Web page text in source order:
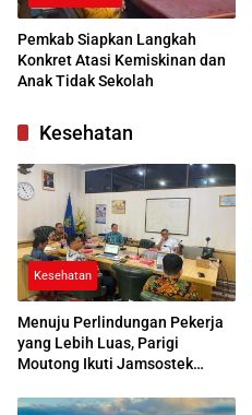
Pemkab Siapkan Langkah
Konkret Atasi Kemiskinan dan
Anak Tidak Sekolah
Kesehatan
Kesehatan
Menuju Perlindungan Pekerja
yang Lebih Luas, Parigi
Moutong Ikuti Jamsostek